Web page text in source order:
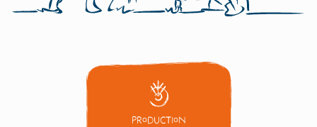
Production